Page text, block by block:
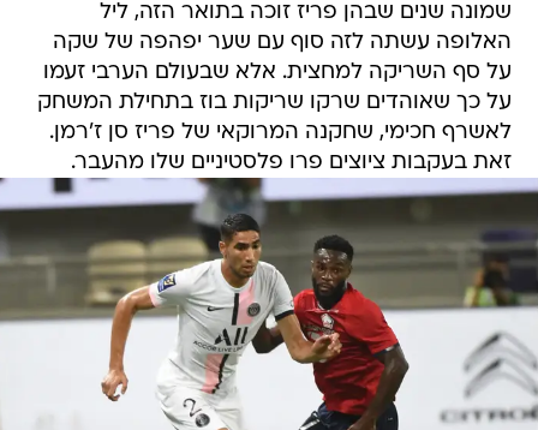
שמונה שנים שבהן פריז זוכה בתואר הזה, ליל
האלופה עשתה לזה סוף עם שער יפהפה של שקה
על סף השריקה למחצית. אלא שבעולם הערבי זעמו
על כך שאוהדים שרקו שריקות בוז בתחילת המשחק
לאשרף חכימי, שחקנה המרוקאי של פריז סן ז'רמן.
זאת בעקבות ציוצים פרו פלסטיניים שלו מהעבר.